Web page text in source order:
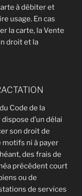
à débiter et
usage. En cas
la carte, la Vente
droit et la
Code de la
d’un délai
son droit de
ni à payer
des frais de
précédent court
ou de
de services